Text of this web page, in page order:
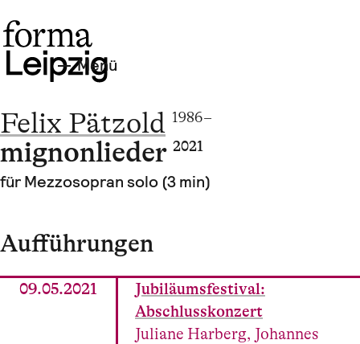
Menü
Felix Pätzold 1986 –
mignonlieder 2021
für Mezzosopran solo (3 min)
Aufführungen
09.05.2021
Jubiläumsfestival:
Abschlusskonzert
Juliane Harberg, Johannes